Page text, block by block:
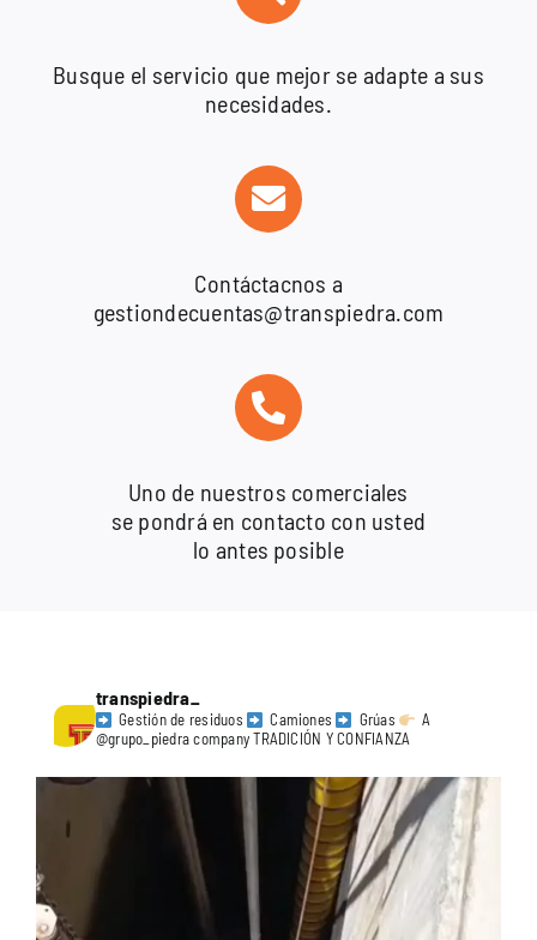
Busque el servicio que mejor se adapte a sus
necesidades.
Contáctacnos a
gestiondecuentas@transpiedra.com
Uno de nuestros comerciales
se pondrá en contacto con usted
lo antes posible
transpiedra_
Gestión de residuos Camiones Grúas
A
@grupo_piedra company TRADICIÓN Y CONFIANZA